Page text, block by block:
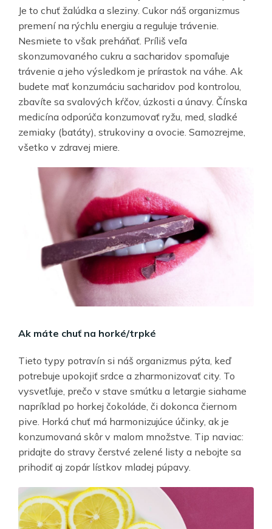
Je to chuť žalúdka a sleziny. Cukor náš organizmus
premení na rýchlu energiu a reguluje trávenie.
Nesmiete to však preháňať. Príliš veľa
skonzumovaného cukru a sacharidov spomaľuje
trávenie a jeho výsledkom je prírastok na váhe. Ak
budete mať konzumáciu sacharidov pod kontrolou,
zbavíte sa svalových kŕčov, úzkosti a únavy. Čínska
medicína odporúča konzumovať ryžu, med, sladké
zemiaky (batáty), strukoviny a ovocie. Samozrejme,
všetko v zdravej miere.
Ak máte chuť na horké/trpké
Tieto typy potravín si náš organizmus pýta, keď
potrebuje upokojiť srdce a zharmonizovať city. To
vysvetľuje, prečo v stave smútku a letargie siahame
napríklad po horkej čokoláde, či dokonca čiernom
pive. Horká chuť má harmonizujúce účinky, ak je
konzumovaná skôr v malom množstve. Tip naviac:
pridajte do stravy čerstvé zelené listy a nebojte sa
prihodiť aj zopár lístkov mladej púpavy.